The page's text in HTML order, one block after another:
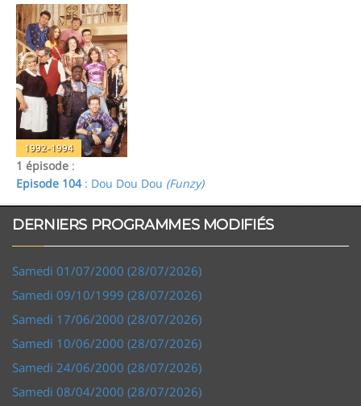
1992-1994
1 épisode :
Episode 104: Dou Dou Dou (Funzy)
DERNIERS PROGRAMMES MODIFIÉS
Samedi 01/07/2000 (28/07/2026)
Samedi 09/10/1999 (28/07/2026)
Samedi 17/06/2000 (28/07/2026)
Samedi 10/06/2000 (28/07/2026)
Samedi 24/06/2000 (28/07/2026)
Samedi 08/04/2000 (28/07/2026)